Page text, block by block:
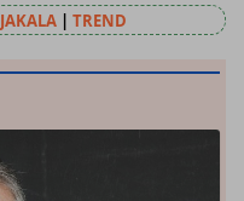
JAKALA | TREND